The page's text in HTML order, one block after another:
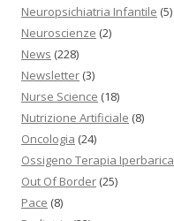
Neuropsichiatria Infantile (5)
Neuroscienze (2)
News (228)
Newsletter (3)
Nurse Science (18)
Nutrizione Artificiale (8)
Oncologia (24)
Ossigeno Terapia Iperbarica
Out Of Border (25)
Pace (8)